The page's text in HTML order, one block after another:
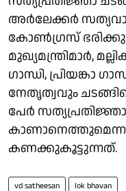
അർലേക്കർ
കോൺഗ്രസ്
മുഖ്യമന്ത്രിമാർ,
ഗാന്ധി, പ്രിയങ്കാ
നേതൃത്വവും
പേർ
കണക്കുകൂട്ടുന്നത്.
vd satheesan lok bhavan